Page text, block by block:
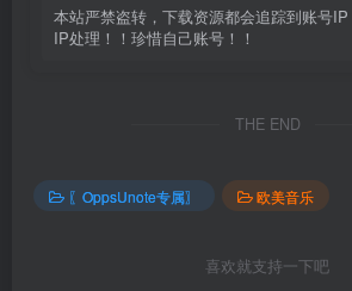
本站严禁盗转，下载资源都会追踪到账号
IP处理！！珍惜自己账号！！
THE END
〖OppsUnote专属〗 欧美音乐
喜欢就支持一下吧